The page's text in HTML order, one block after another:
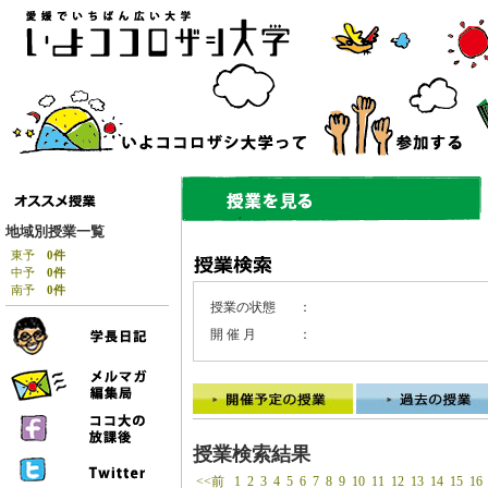
地域別授業一覧
東予 0件
中予 0件
南予 0件
授業の状態
：
開 催 月
：
授業検索結果
<<前 1 2 3 4 5 6 7 8 9 10 11 12 13 14 15 16